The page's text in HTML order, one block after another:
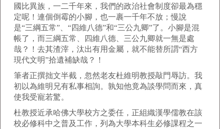
國比異族，一二千年來，我們的政治社會制度卻最為穩
定呢！連個倒霉的小腳，也一裹一千年不放；慢說
是“三綱五常”、“四維八德”和“三公九卿”了。小腳是混
帳了，而三綱五常、四維八德、三公九卿就一無是處
哉？！去其渣滓，汰出有用金屬，就不能替所謂“西方
現代文明”拾遺補缺哉？！
筆者正撰拙文半截，忽然老友杜維明教授敲門辱訪。我
初以為維明兄有私事相詢。孰知他竟為談學問而來，真
使我受寵若驚。
杜教授近承哈佛大學校方之委任，正組織漢學儒教在該
校必修科中之普及工作，列為大學本科生必修課程之一